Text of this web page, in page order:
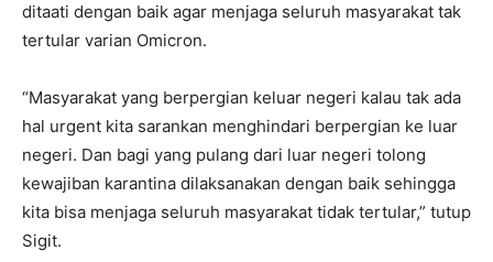
ditaati dengan baik agar menjaga seluruh masyarakat tak
tertular varian Omicron.
“Masyarakat yang berpergian keluar negeri kalau tak ada
hal urgent kita sarankan menghindari berpergian ke luar
negeri. Dan bagi yang pulang dari luar negeri tolong
kewajiban karantina dilaksanakan dengan baik sehingga
kita bisa menjaga seluruh masyarakat tidak tertular,” tutup
Sigit.